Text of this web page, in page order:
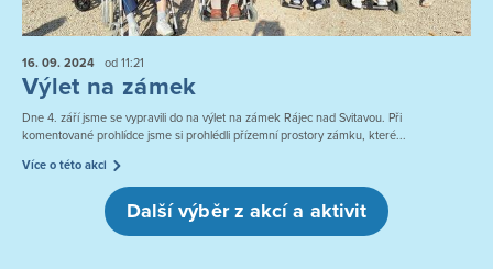
16. 09. 2024 od 11:21
Výlet na zámek
Dne 4. září jsme se vypravili do na výlet na zámek Rájec nad Svitavou. Při
komentované prohlídce jsme si prohlédli přízemní prostory zámku, které...
Více o této akci
Další výběr z akcí a aktivit